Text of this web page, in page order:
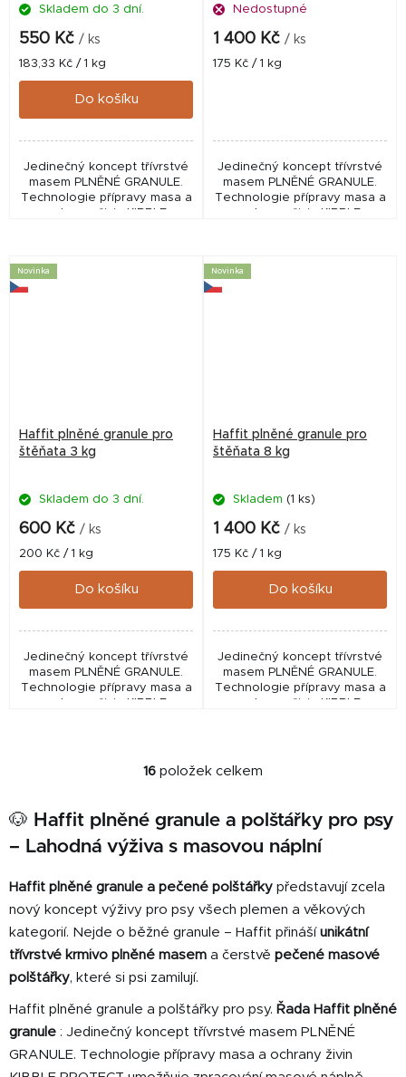
Skladem do 3 dní.
550 Kč / ks
Měrná
cena:
183,33 Kč / 1 kg
Do košíku
Jedinečný koncept třívrstvé
masem PLNĚNÉ GRANULE.
Technologie přípravy masa a
Nedostupné
1 400 Kč / ks
Měrná
175 Kč / 1 kg
Jedinečný koncept třívrstvé
masem PLNĚNÉ GRANULE.
Technologie přípravy masa a
Novinka
Haffit plněné granule pro
štěňata 3 kg
Skladem do 3 dní.
600 Kč / ks
Měrná
cena:
200 Kč / 1 kg
Do košíku
Jedinečný koncept třívrstvé
masem PLNĚNÉ GRANULE.
Technologie přípravy masa a
Novinka
Haffit plněné granule pro
štěňata 8 kg
Skladem (1 ks)
1 400 Kč / ks
Měrná
cena:
175 Kč / 1 kg
Do košíku
Jedinečný koncept třívrstvé
masem PLNĚNÉ GRANULE.
Technologie přípravy masa a
O
l
á
a
c
í
p
r
k
y
v
ý
16 položek celkem
🐶 Haffit plněné granule a polštářky pro psy
– Lahodná výživa s masovou náplní
Haffit plněné granule a pečené polštářky představují zcela
nový koncept výživy pro psy všech plemen a věkových
kategorií. Nejde o běžné granule – Haffit přináší unikátní
třívrstvé krmivo plněné masem a čerstvě pečené masové
polštářky, které si psi zamilují.
Haffit plněné granule a polštářky pro psy. Řada Haffit plněné
granule : Jedinečný koncept třívrstvé masem PLNĚNÉ
GRANULE. Technologie přípravy masa a ochrany živin